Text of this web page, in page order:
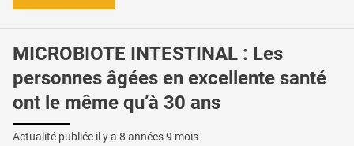
MICROBIOTE INTESTINAL : Les
personnes âgées en excellente santé
ont le même qu’à 30 ans
Actualité publiée il y a 8 années 9 mois